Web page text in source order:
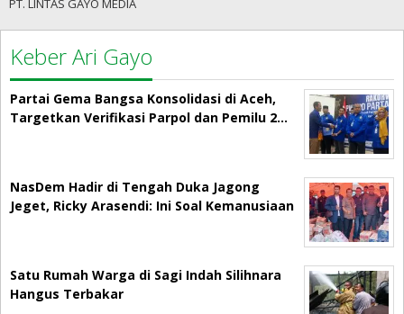
PT. LINTAS GAYO MEDIA
Keber Ari Gayo
Partai Gema Bangsa Konsolidasi di Aceh,
Targetkan Verifikasi Parpol dan Pemilu 2…
NasDem Hadir di Tengah Duka Jagong
Jeget, Ricky Arasendi: Ini Soal Kemanusiaan
Satu Rumah Warga di Sagi Indah Silihnara
Hangus Terbakar